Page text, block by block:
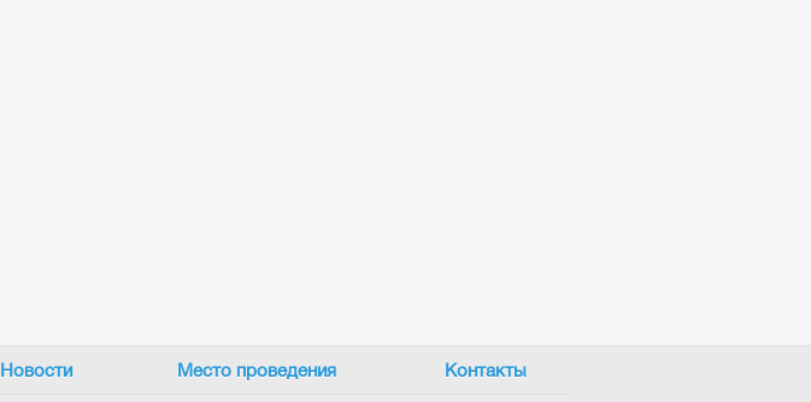
Новости Место проведения Контакты